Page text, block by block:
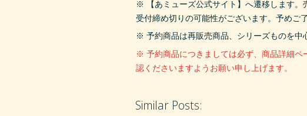
※ 【あミューズ公式サイト】へ遷移します。
受付締め切りの可能性がございます。予めご
※ 予約商品は再販売商品、シリーズものを中
※ 予約商品につきましては必ず、商品詳細ペ
認くださいますようお願い申し上げます。
Similar Posts: